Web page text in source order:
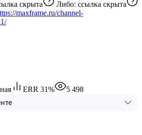
скрыта Либо: ссылка скрыта
maxframe.ru/channel-
ERR 31% 5 498